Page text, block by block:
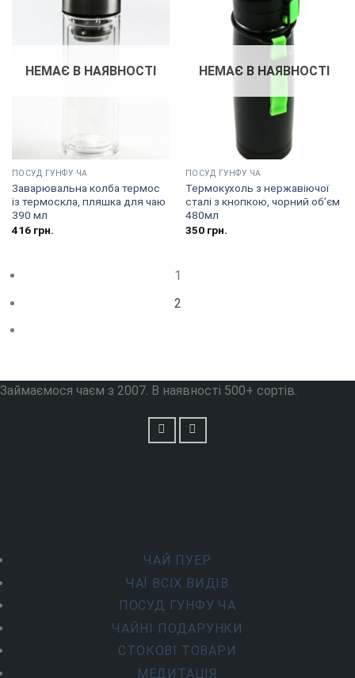
НЕМАЄ В НАЯВНОСТІ
ПОСУД ГУНФУ ЧА
Заварювальна колба термос
із термоскла, пляшка для чаю
390 мл
416грн.
НЕМАЄ В НАЯВНОСТІ
ПОСУД ГУНФУ ЧА
Термокухоль з нержавіючої
сталі з кнопкою, чорний об’єм
480мл
350грн.
1
2
Займаємося чаєм з 2007. В наявності 500+ сортів.
ЧАЙ ПУЕР
ЧАЇ ВСІХ ВИДІВ
ПОСУД ГУНФУ ЧА
ЧАЙНІ ПОДАРУНКИ
СТОКОВІ ТОВАРИ
МЕДИТАЦІЯ